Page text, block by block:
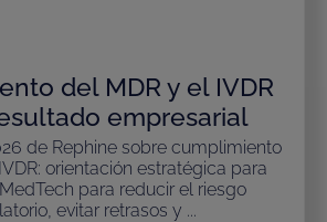
del MDR y el IVDR
empresarial
de Rephine sobre cumplimiento
orientación estratégica para
para reducir el riesgo
evitar retrasos y ...